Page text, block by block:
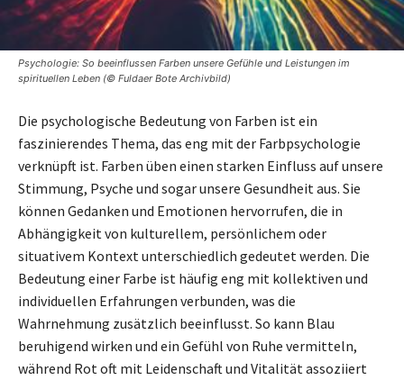
Psychologie: So beeinflussen Farben unsere Gefühle und Leistungen im
spirituellen Leben (© Fuldaer Bote Archivbild)
Die psychologische Bedeutung von Farben ist ein
faszinierendes Thema, das eng mit der Farbpsychologie
verknüpft ist. Farben üben einen starken Einfluss auf unsere
Stimmung, Psyche und sogar unsere Gesundheit aus. Sie
können Gedanken und Emotionen hervorrufen, die in
Abhängigkeit von kulturellem, persönlichem oder
situativem Kontext unterschiedlich gedeutet werden. Die
Bedeutung einer Farbe ist häufig eng mit kollektiven und
individuellen Erfahrungen verbunden, was die
Wahrnehmung zusätzlich beeinflusst. So kann Blau
beruhigend wirken und ein Gefühl von Ruhe vermitteln,
während Rot oft mit Leidenschaft und Vitalität assoziiert